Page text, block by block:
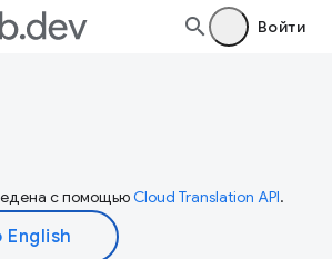
Войти
с помощьюCloud Translation API.